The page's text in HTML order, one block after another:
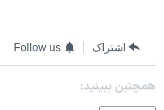
قانون شفافیت دارائی کادر رهبری
اعتراضات مردمی آبان ۹۸
اشتراک Follow us
همچنبن ببینید: